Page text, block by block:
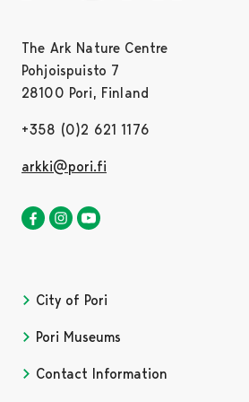
The Ark Nature Centre
Pohjoispuisto 7
28100 Pori, Finland
+358 (0)2 621 1176
arkki@pori.fi
The ark nature centre in
Opens in a new tab
The ark nature centre in
Opens in a new tab
City of Pori
Pori Museums
Contact Information